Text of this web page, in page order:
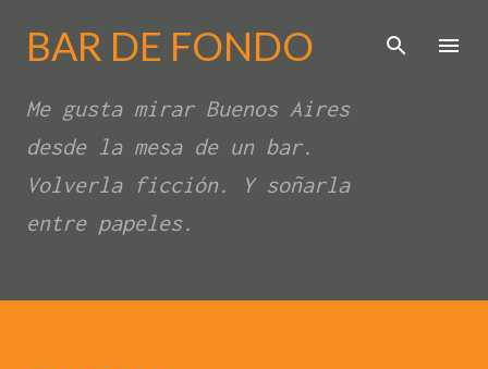
BAR DE FONDO
Me gusta mirar Buenos Aires
desde la mesa de un bar.
Volverla ficción. Y soñarla
entre papeles.